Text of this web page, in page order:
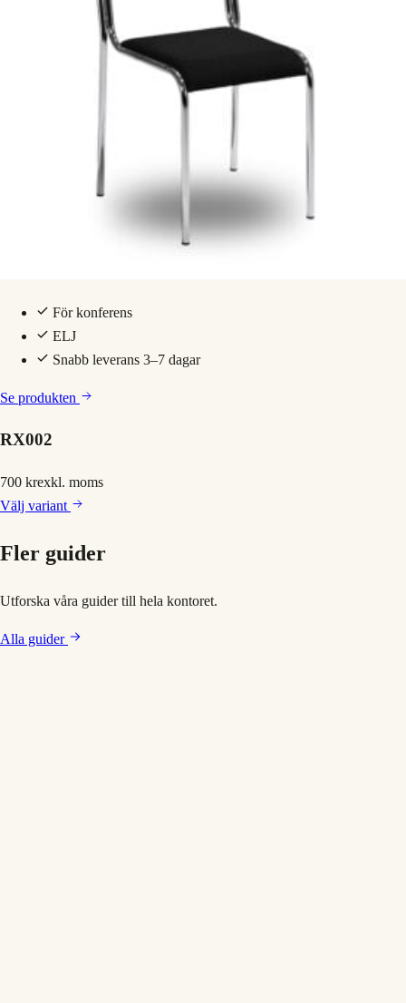
För konferens
ELJ
Snabb leverans 3–7 dagar
Se produkten
RX002
700 krexkl. moms
Välj variant
Fler guider
Utforska våra guider till hela kontoret.
Alla guider